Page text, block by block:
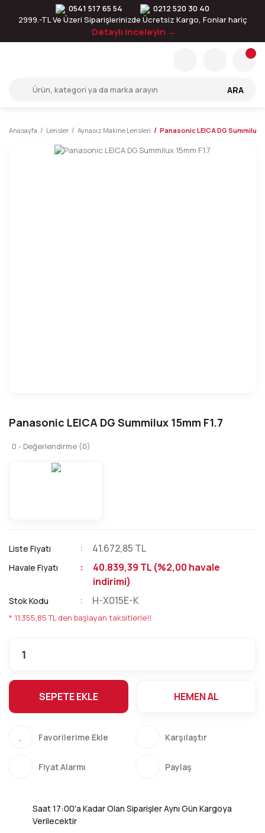
0541 517 65 54
0212 520 30 40
2999.-TL Ve Üzeri Siparişlerinizde Ücretsiz Kargo, Fonlar hariç
Detaylı inceleyin →
ARA
Anasayfa Lensler Aynasız Makine Lensleri Panasonic LEICA DG Summilux
Panasonic LEICA DG Summilux 15mm F1.7
0 - Değerlendirme (0)
Liste Fiyatı 41.672,85 TL
Havale Fiyatı
40.839,39 TL (%2,00 havale
indirimi)
Stok Kodu H-X015E-K
* 11.355,85 TL den başlayan taksitlerle!!
SEPETE EKLE HEMEN AL
Karşılaştır
Fiyat Alarmı Paylaş
Saat 17:00'a Kadar Olan Siparişler Aynı Gün Kargoya
Verilecektir